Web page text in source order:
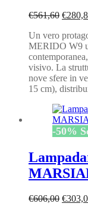
€561,60 Il
era:
€
Un vero
MERIDO W9
visivo. La
nove sfere in
15 cm),
-50%
€606,00 Il
€